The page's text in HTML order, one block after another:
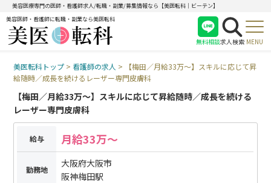
美容医療専門の医師・看護師求人/転職・副業/募集情報なら【美医転科｜ビーテン】
美容医師・看護師に転職・副業なら美医転科
無料相談
医師
受付
求人検索 MENU
美医転科トップ >看護師の求人 >
【梅田／月給33万〜】スキルに応じて昇
給随時／成長を続けるレーザー専門皮膚科
【梅田／月給33万〜】スキルに応じて昇給随時／成長を続ける
レーザー専門皮膚科
給与 月給33万〜
勤務地
大阪府大阪市
阪神梅田駅